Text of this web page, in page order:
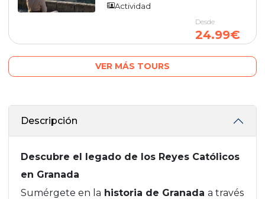
Actividad
Desde
24.99€
VER MÁS TOURS
Descripción
Descubre el legado de los Reyes Católicos
en Granada
Sumérgete en la historia de Granada a través